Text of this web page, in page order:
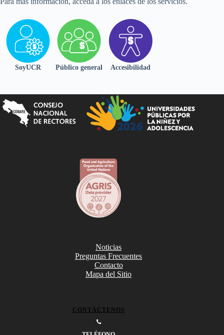
SoyUCR Público general Accesibilidad
Noticias
Preguntas Frecuentes
Contacto
Mapa del Sitio
CONTÁCTENOS